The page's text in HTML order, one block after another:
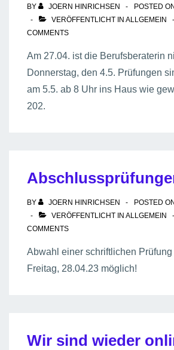
BY JOERN HINRICHSEN POSTED
VERÖFFENTLICHT IN ALLGEMEIN
COMMENTS
Am 27.04. ist die Berufsberaterin
Donnerstag, den 4.5. Prüfungen
am 5.5. ab 8 Uhr ins Haus wie
202.
BY JOERN HINRICHSEN POSTED
VERÖFFENTLICHT IN ALLGEMEIN
COMMENTS
Abwahl einer schriftlichen
Freitag, 28.04.23 möglich!
Wir sind wieder